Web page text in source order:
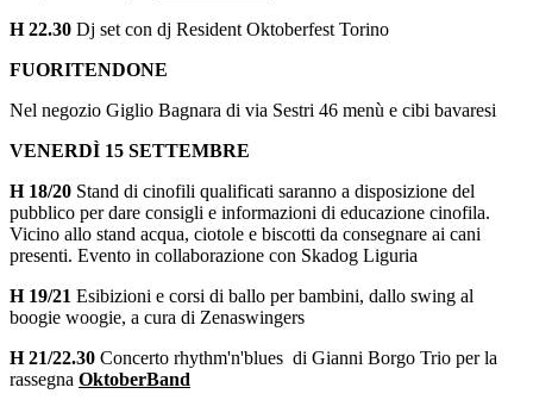
H 22.30 Dj set con dj Resident Oktoberfest Torino
FUORITENDONE
Nel negozio Giglio Bagnara di via Sestri 46 menù e cibi bavaresi
VENERDÌ 15 SETTEMBRE
H 18/20 Stand di cinofili qualificati saranno a disposizione del
pubblico per dare consigli e informazioni di educazione cinofila.
Vicino allo stand acqua, ciotole e biscotti da consegnare ai cani
presenti. Evento in collaborazione con Skadog Liguria
H 19/21 Esibizioni e corsi di ballo per bambini, dallo swing al
boogie woogie, a cura di Zenaswingers
H 21/22.30 Concerto rhythm'n'blues di Gianni Borgo Trio per la
rassegna OktoberBand